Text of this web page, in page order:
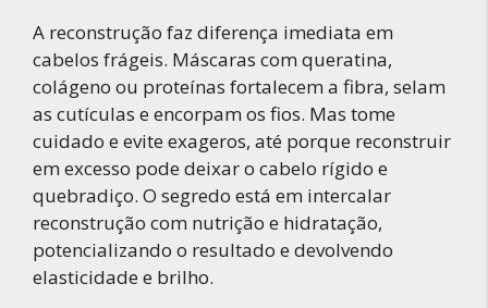
A reconstrução faz diferença imediata em
cabelos frágeis. Máscaras com queratina,
colágeno ou proteínas fortalecem a fibra, selam
as cutículas e encorpam os fios. Mas tome
cuidado e evite exageros, até porque reconstruir
em excesso pode deixar o cabelo rígido e
quebradiço. O segredo está em intercalar
reconstrução com nutrição e hidratação,
potencializando o resultado e devolvendo
elasticidade e brilho.